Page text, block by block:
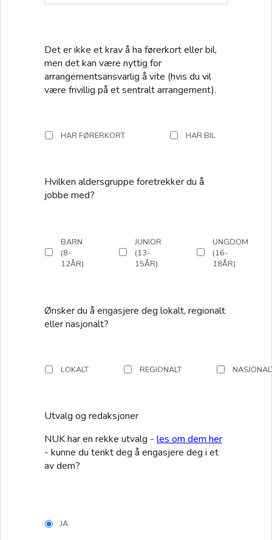
Det er ikke et krav å ha førerkort eller bil,
men det kan være nyttig for
arrangementsansvarlig å vite (hvis du vil
være frivillig på et sentralt arrangement).
HAR FØRERKORT HAR BIL
Hvilken aldersgruppe foretrekker du å
jobbe med?
BARN
(8-
12ÅR)
JUNIOR
(13-
15ÅR)
UNGDOM
(16-
18ÅR)
Ønsker du å engasjere deg lokalt, regionalt
eller nasjonalt?
LOKALT REGIONALT
Utvalg og redaksjoner
NUK har en rekke utvalg - les om dem her
- kunne du tenkt deg å engasjere deg i et
av dem?
JA